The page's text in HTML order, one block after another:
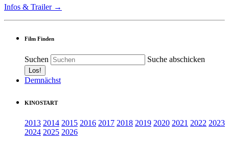
Infos & Trailer →
Film Finden
Suchen Suche abschicken
Demnächst
KINOSTART
2013 2014 2015 2016 2017 2018 2019 2020 2021 2022 2023
2024 2025 2026